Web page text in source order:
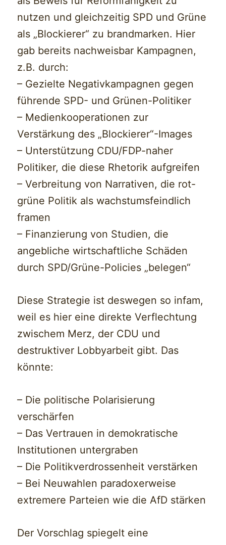
nutzen und gleichzeitig SPD und Grüne
als „Blockierer“ zu brandmarken. Hier
gab bereits nachweisbar Kampagnen,
z.B. durch:
– Gezielte Negativkampagnen gegen
führende SPD- und Grünen-Politiker
– Medienkooperationen zur
Verstärkung des „Blockierer“-Images
– Unterstützung CDU/FDP-naher
Politiker, die diese Rhetorik aufgreifen
– Verbreitung von Narrativen, die rot-
grüne Politik als wachstumsfeindlich
framen
– Finanzierung von Studien, die
angebliche wirtschaftliche Schäden
durch SPD/Grüne-Policies „belegen“
Diese Strategie ist deswegen so infam,
weil es hier eine direkte Verflechtung
zwischem Merz, der CDU und
destruktiver Lobbyarbeit gibt. Das
könnte:
– Die politische Polarisierung
verschärfen
– Das Vertrauen in demokratische
Institutionen untergraben
– Die Politikverdrossenheit verstärken
– Bei Neuwahlen paradoxerweise
extremere Parteien wie die AfD stärken
Der Vorschlag spiegelt eine